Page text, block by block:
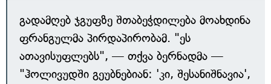
გადამღებ ჯგუფზე შთაბეჭდილება მოახდინა
ფრანგულმა პირდაპირობამ. "ეს
ათავისუფლებს", — თქვა ბერნადმა —
"ჰოლივუდში გეუბნებიან: 'კი, შესანიშნავია',